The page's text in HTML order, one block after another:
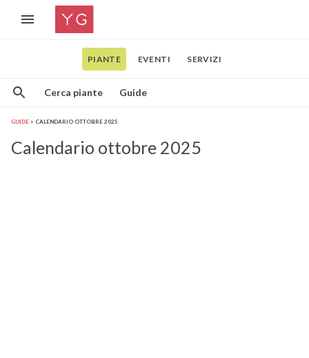
PIANTE EVENTI SERVIZI
Cerca piante Guide
GUIDE CALENDARIO OTTOBRE 2025
Calendario ottobre 2025